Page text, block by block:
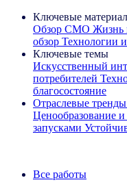
Ключевые
Обзор CMO Жизнь
обзор Технологии
Ключевые темы
Искусственный
потребителей
благосостояние
Отраслевые тренды
Ценообразование
запусками
Все работы